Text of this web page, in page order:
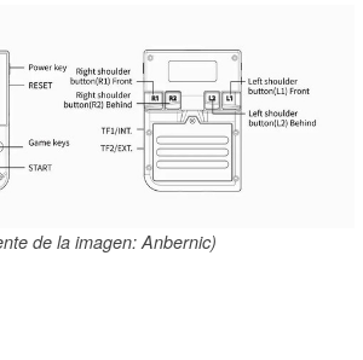
de la imagen: Anbernic)